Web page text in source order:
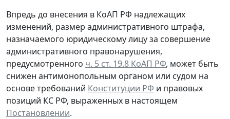
Впредь до внесения в КоАП РФ надлежащих
изменений, размер административного штрафа,
назначаемого юридическому лицу за совершение
административного правонарушения,
предусмотренного ч. 5 ст. 19.8 КоАП РФ, может быть
снижен антимонопольным органом или судом на
основе требований Конституции РФ и правовых
позиций КС РФ, выраженных в настоящем
Постановлении.